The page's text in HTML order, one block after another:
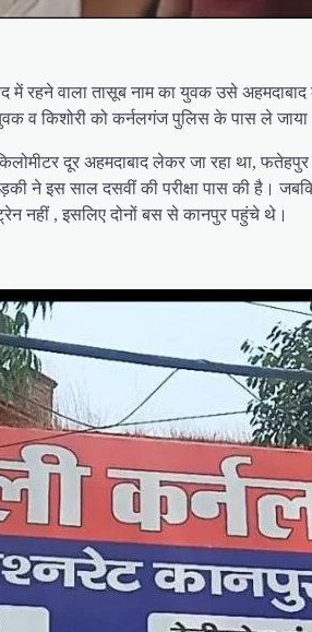
वाला तासूब नाम का युवक उसे
किशोरी को कर्नलगंज पुलिस के पास ले जाया
दूर अहमदाबाद लेकर जा रहा था,
ने इस साल दसवीं की परीक्षा पास की
नहीं , इसलिए दोनों बस से कानपुर पहुंचे थे।